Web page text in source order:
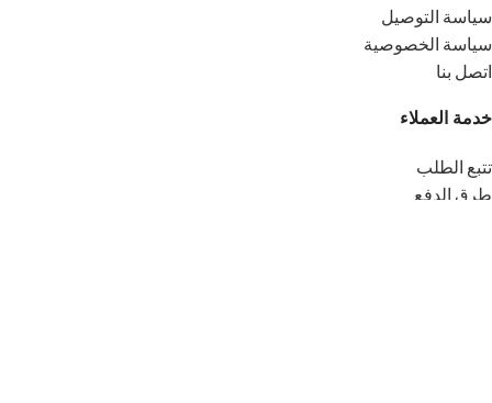
سياسة التوصيل
سياسة الخصوصية
اتصل بنا
خدمة العملاء
تتبع الطلب
طرق الدفع